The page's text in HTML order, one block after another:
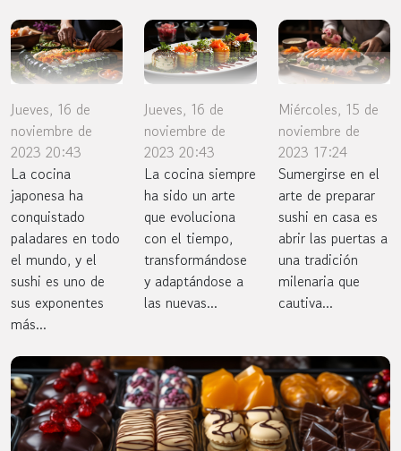
Jueves, 16 de
noviembre de
2023 20:43
La cocina
japonesa ha
conquistado
paladares en todo
el mundo, y el
sushi es uno de
sus exponentes
más...
Jueves, 16 de
noviembre de
2023 20:43
La cocina siempre
ha sido un arte
que evoluciona
con el tiempo,
transformándose
y adaptándose a
las nuevas...
Miércoles, 15 de
noviembre de
2023 17:24
Sumergirse en el
arte de preparar
sushi en casa es
abrir las puertas a
una tradición
milenaria que
cautiva...